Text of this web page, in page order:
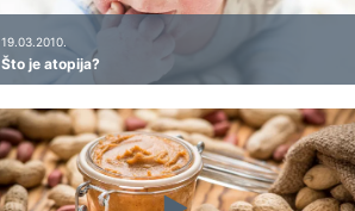
19.03.2010.
Što je atopija?